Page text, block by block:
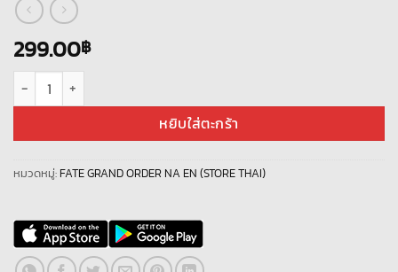
299.00฿
จำนวน ID Fate/GO EN NEW 061 ชิ้น
หยิบใส่ตะกร้า
หมวดหมู่: FATE GRAND ORDER NA EN (STORE THAI)